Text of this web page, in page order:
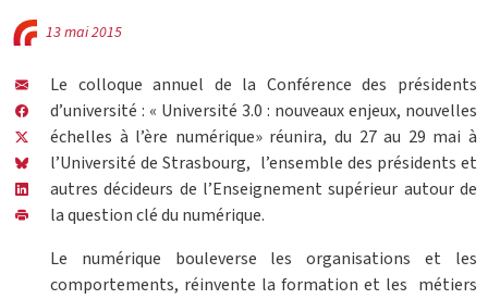
13 mai 2015
Le colloque annuel de la Conférence des présidents
d’université : « Université 3.0 : nouveaux enjeux, nouvelles
échelles à l’ère numérique» réunira, du 27 au 29 mai à
l’Université de Strasbourg, l’ensemble des présidents et
autres décideurs de l’Enseignement supérieur autour de
la question clé du numérique.
Le numérique bouleverse les organisations et les
comportements, réinvente la formation et les métiers